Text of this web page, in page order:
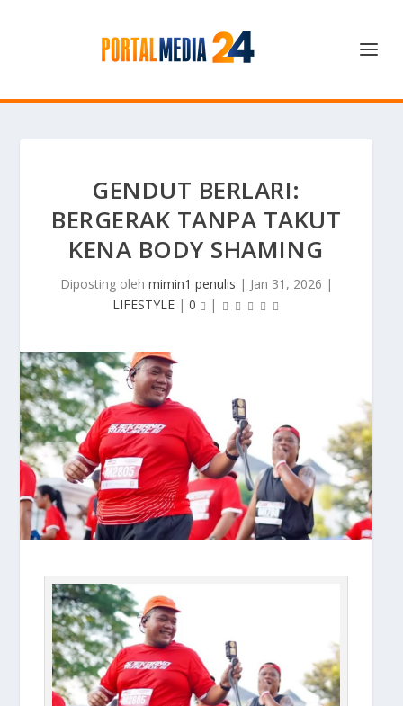
GENDUT BERLARI:
BERGERAK TANPA TAKUT
KENA BODY SHAMING
Diposting oleh mimin1 penulis | Jan 31, 2026 |
LIFESTYLE | 0 |